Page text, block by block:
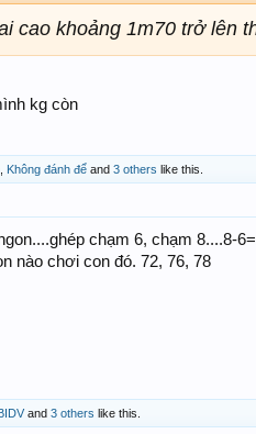
cao khoảng 1m70 trở lên
kg còn
Không đánh để and 3 others like this.
chạm 6, chạm 8....8-
nào chơi con đó. 72, 76, 78
and 3 others like this.